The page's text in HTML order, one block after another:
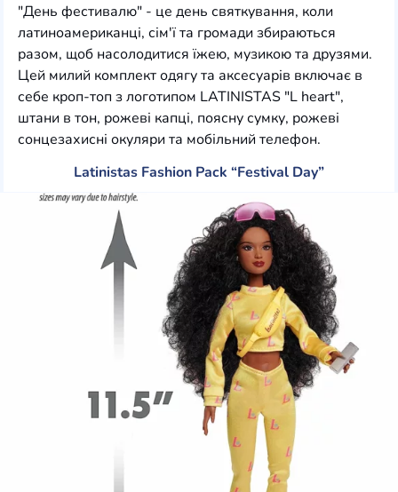
"День фестивалю" - це день святкування, коли
латиноамериканці, сім'ї та громади збираються
разом, щоб насолодитися їжею, музикою та друзями.
Цей милий комплект одягу та аксесуарів включає в
себе кроп-топ з логотипом LATINISTAS "L heart",
штани в тон, рожеві капці, поясну сумку, рожеві
сонцезахисні окуляри та мобільний телефон.
Latinistas Fashion Pack “Festival Day”